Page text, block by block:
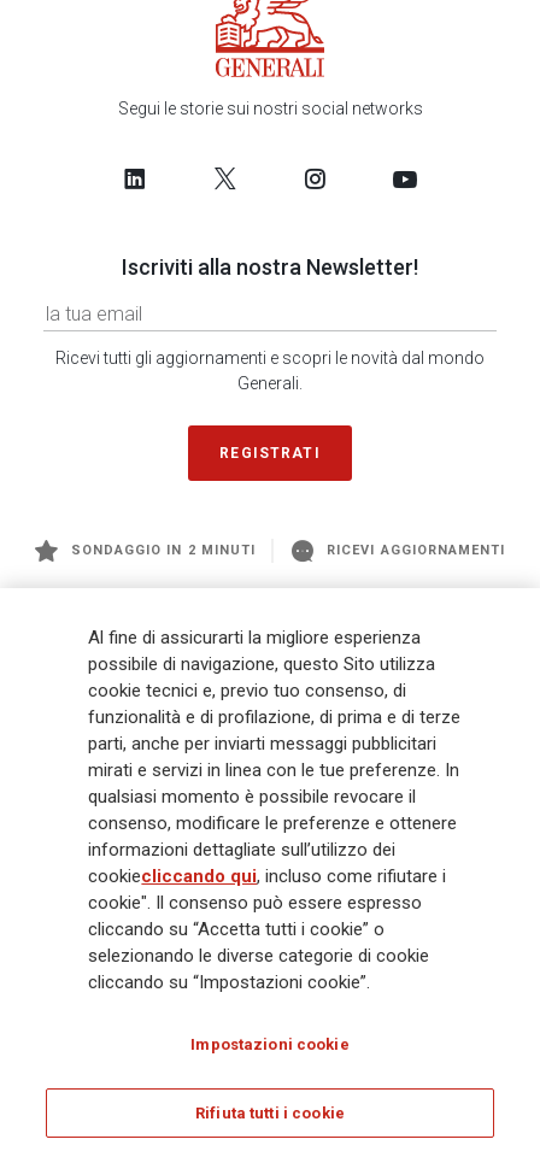
Segui le storie sui nostri social networks
Iscriviti alla nostra Newsletter!
Ricevi tutti gli aggiornamenti e scopri le novità dal mondo
Generali.
REGISTRATI
SONDAGGIO IN 2 MINUTI RICEVI AGGIORNAMENTI
management a livello globale, con premi complessivi pari a € 98,1
miliardi e € 900 miliardi di AUM nel 2025. Fondato nel 1831, con oltre 88
mila dipendenti e 163 mila agenti che servono 75 milioni di clienti, il
Gruppo ha una posizione di leadership in Europa e una presenza
crescente in Asia e America. Al centro della strategia di Generali c'è il suo
impegno Lifetime Partner verso i clienti, realizzato attraverso soluzioni
innovative e personalizzate, un'esperienza cliente di prima classe e le sue
capacità di distribuzione globale digitalizzata. Il Gruppo ha
completamente integrato la sostenibilità in tutte le scelte strategiche, con
l'obiettivo di creare valore per tutti gli stakeholder mentre costruisce una
società più equa e resiliente.
Legal Info Cookie Policy Privacy & GDPR
Al fine di assicurarti la migliore esperienza
possibile di navigazione, questo Sito utilizza
cookie tecnici e, previo tuo consenso, di
funzionalità e di profilazione, di prima e di terze
parti, anche per inviarti messaggi pubblicitari
mirati e servizi in linea con le tue preferenze. In
qualsiasi momento è possibile revocare il
consenso, modificare le preferenze e ottenere
informazioni dettagliate sull’utilizzo dei
cookiecliccando qui, incluso come rifiutare i
cookie". Il consenso può essere espresso
cliccando su “Accetta tutti i cookie” o
selezionando le diverse categorie di cookie
cliccando su “Impostazioni cookie”.
Impostazioni cookie
Rifiuta tutti i cookie